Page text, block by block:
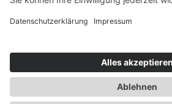
Verkauf nur an